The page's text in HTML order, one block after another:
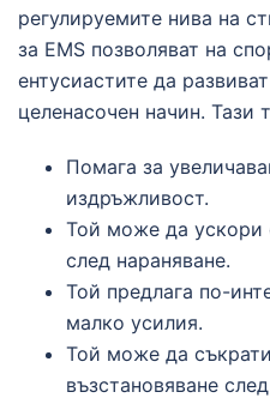
регулируемите нива на
за EMS позволяват на
ентусиастите да
целенасочен начин. Тази
Помага за
издръжливост.
Той може да ускори
след нараняване.
Той предлага по-
малко усилия.
Той може да
възстановяване